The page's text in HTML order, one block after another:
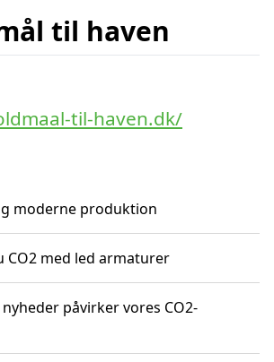
til haven
til-haven.dk/
moderne produktion
CO2 med led armaturer
påvirker vores CO2-